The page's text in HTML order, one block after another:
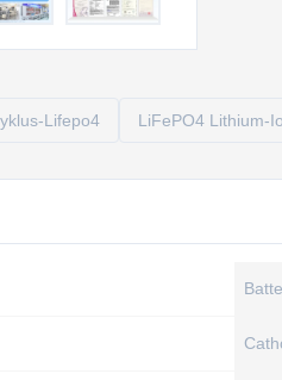
Lifepo4 LiFePO4 Lithium-